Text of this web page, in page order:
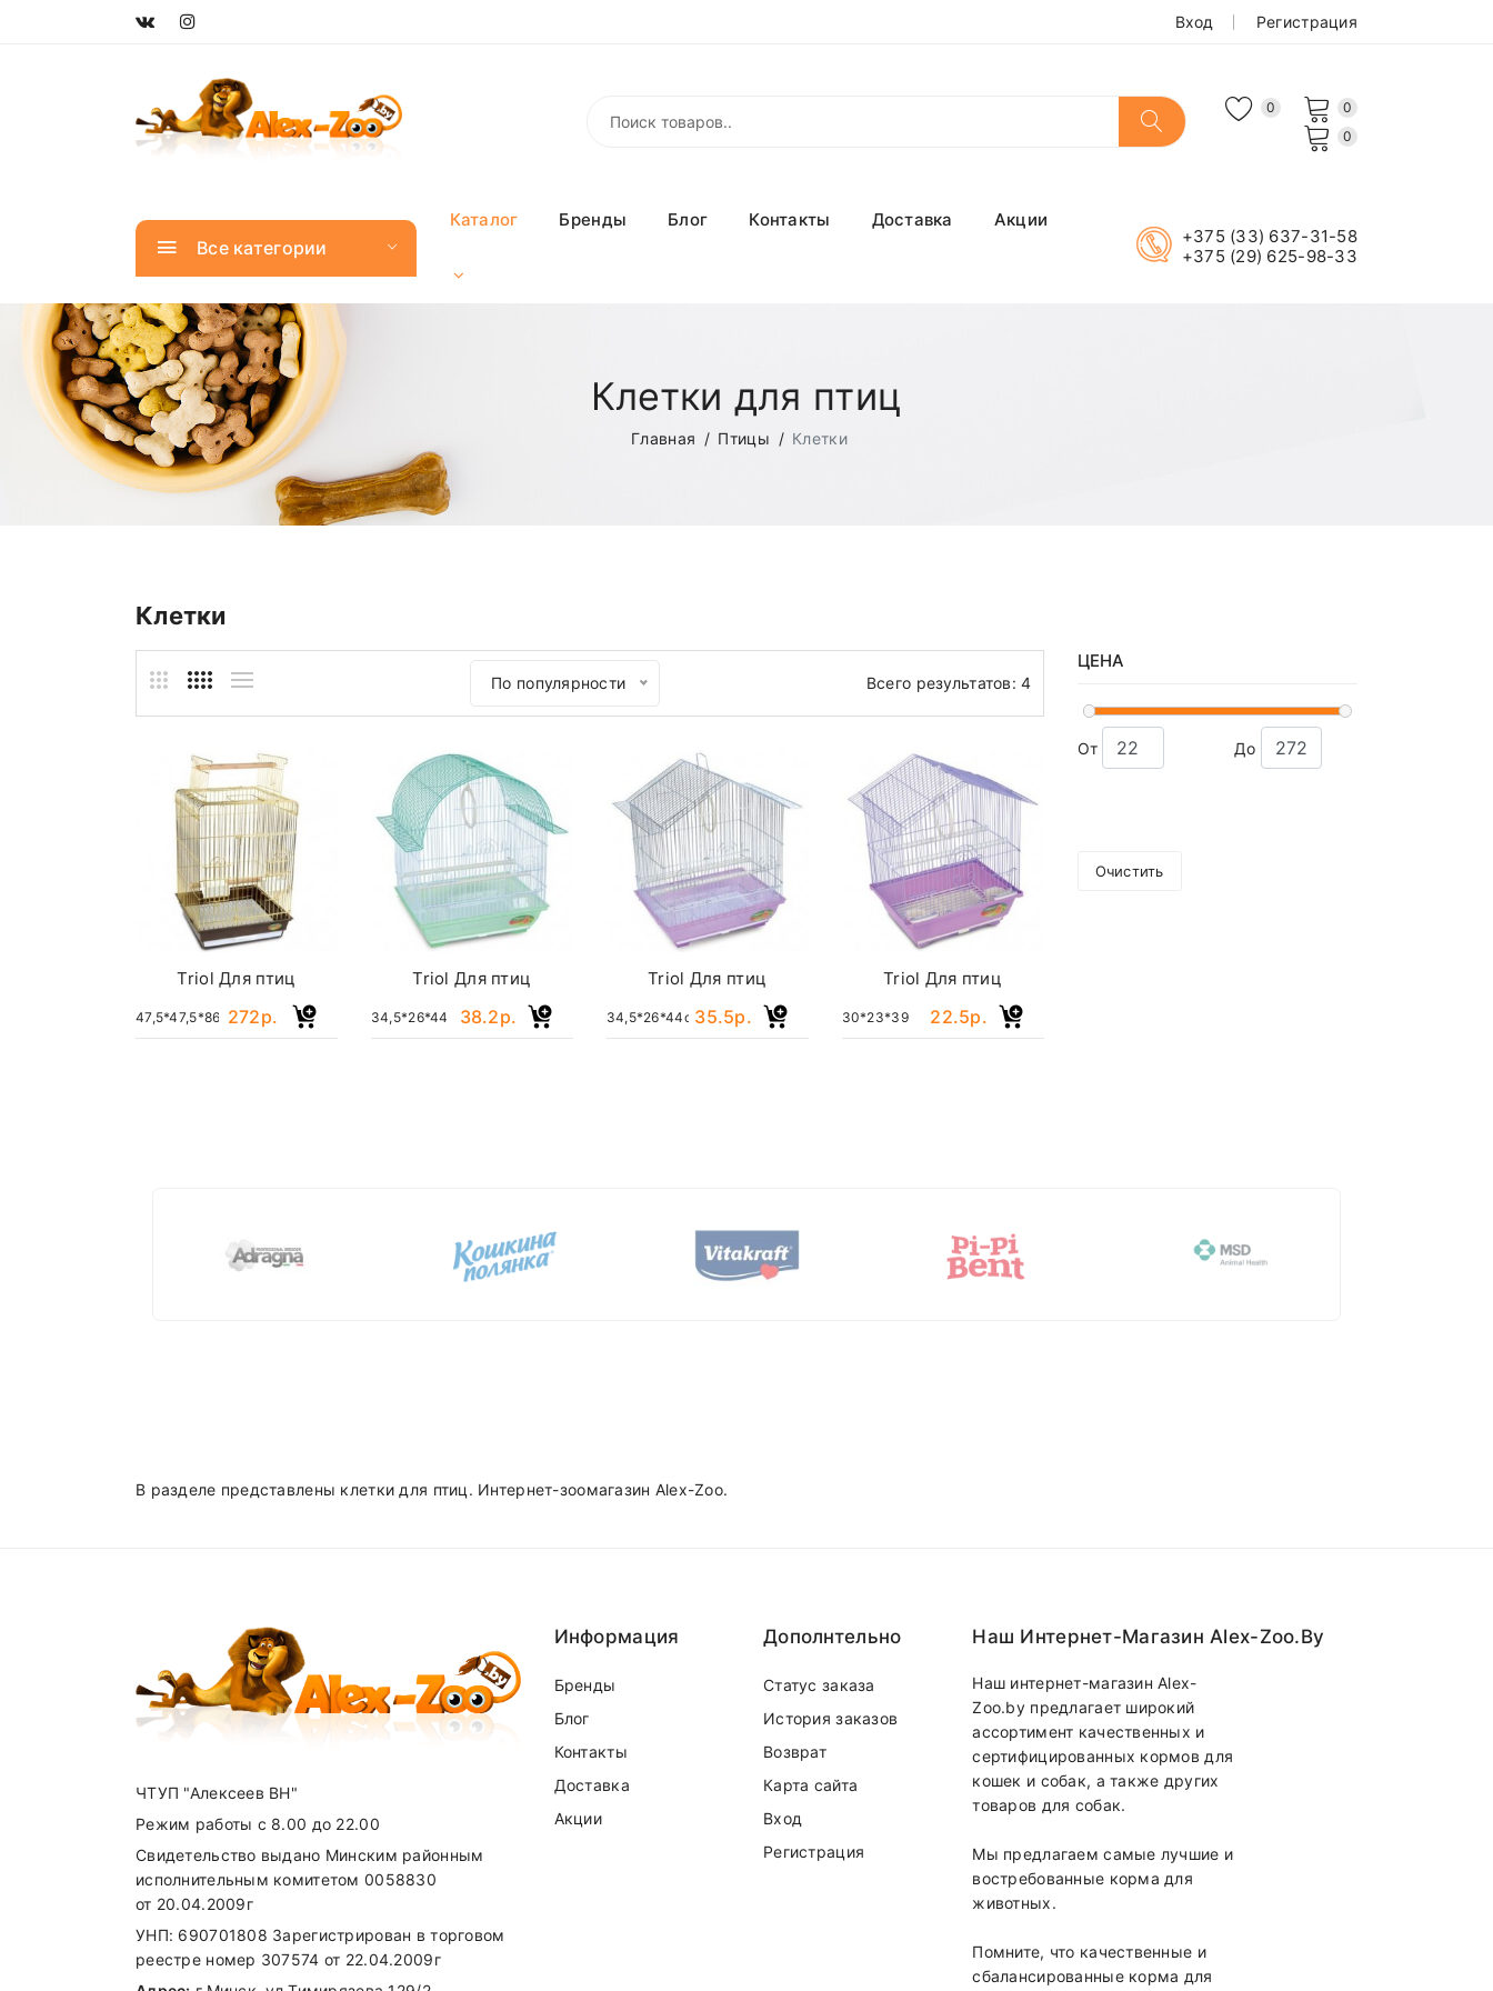
Вход Регистрация
0
0
0
Все категории
Каталог Бренды Блог Контакты Доставка Акции
+375 (33) 637-31-58
+375 (29) 625-98-33
Клетки для птиц
Главная Птицы Клетки
Клетки
По популярности Всего результатов:4
Triol Для птиц
47,5*47,5*86 272р.
Triol Для птиц
34,5*26*44 38.2р.
Triol Для птиц
34,5*26*44с 35.5р.
Triol Для птиц
30*23*39 22.5р.
ЦЕНА
От До
Очистить
В разделе представлены клетки для птиц. Интернет-зоомагазин Alex-Zoo.
ЧТУП "Алексеев ВН"
Режим работы с 8.00 до 22.00
Свидетельство выдано Минским районным
исполнительным комитетом 0058830
от 20.04.2009г
УНП: 690701808 Зарегистрирован в торговом
реестре номер 307574 от 22.04.2009г
Информация
Бренды
Блог
Контакты
Доставка
Акции
Дополнтельно
Статус заказа
История заказов
Возврат
Карта сайта
Вход
Регистрация
Наш Интернет-Магазин Alex-Zoo.by
Наш интернет-магазин Alex-
Zoo.by предлагает широкий
ассортимент качественных и
сертифицированных кормов для
кошек и собак, а также других
товаров для собак.
Мы предлагаем самые лучшие и
востребованные корма для
животных.
Помните, что качественные и
сбалансированные корма для